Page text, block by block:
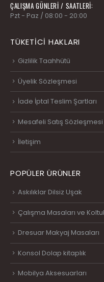
ÇALIŞMA GÜNLERİ / SAATLERİ:
Pzt - Paz / 08:00 - 20:00
TÜKETICI HAKLARI
Gizlilik Taahhütü
Üyelik Sözleşmesi
İade İptal Teslim Şartları
Mesafeli Satış Sözleşmesi
İletişim
POPÜLER ÜRÜNLER
Askılıklar Dilsiz Uşak
Çalışma Masaları ve
Dresuar Makyaj Masaları
Konsol Dolap kitaplık
Mobilya Aksesuarları